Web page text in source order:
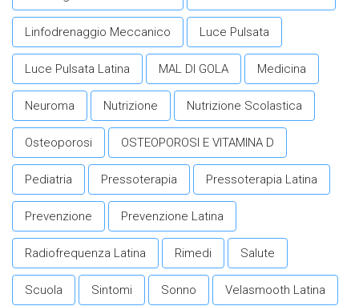
Linfodrenaggio Meccanico Luce Pulsata
Luce Pulsata Latina MAL DI GOLA Medicina
Neuroma Nutrizione Nutrizione Scolastica
Osteoporosi OSTEOPOROSI E VITAMINA D
Pediatria Pressoterapia Pressoterapia Latina
Prevenzione Prevenzione Latina
Radiofrequenza Latina Rimedi Salute
Scuola Sintomi Sonno Velasmooth Latina